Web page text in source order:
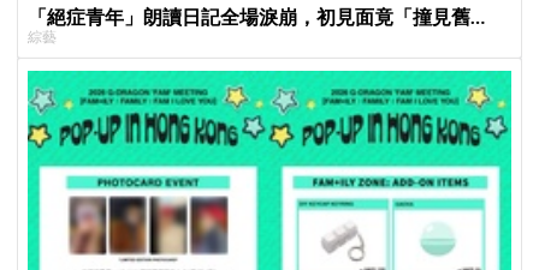
「絕症青年」朗讀日記全場淚崩，初見面竟「撞見舊
識」！
綜藝